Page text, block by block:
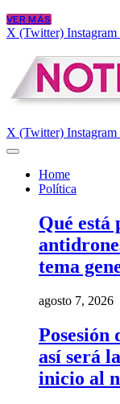
VER MÁS
X (Twitter) Instagram
X (Twitter) Instagram
Home
Política
Qué está
tema
agosto 7, 2026
Posesión
así será
inicio al